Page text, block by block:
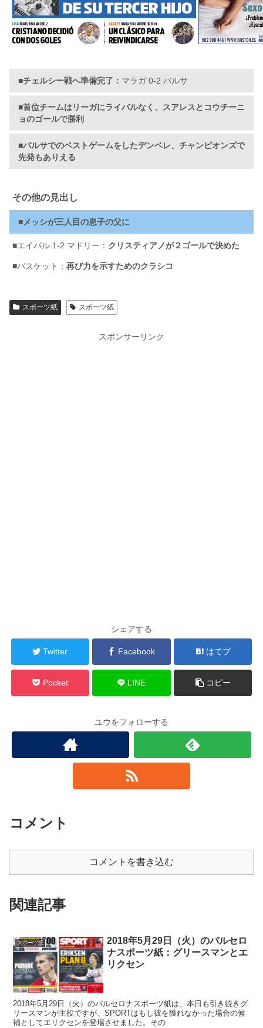
■チェルシー戦へ準備完了： マラガ 0-2 バルサ
■首位チームはリーガにライバルなく、スアレスとコウチーニ
ョのゴールで勝利
■バルサでのベストゲームをしたデンベレ、チャンピオンズで
先発もありえる
その他の見出し
■メッシが三人目の息子の父に
■エイバル 1-2 マドリー： クリスティアノが２ゴールで決めた
■バスケット： 再び力を示すためのクラシコ
スポーツ紙 スポーツ紙
スポンサーリンク
シェアする
Twitter Facebook はてブ
Pocket LINE コピー
ユウをフォローする
コメント
コメントを書き込む
関連記事
スポーツ紙
2018年5月29日（火）のバルセロ
ナスポーツ紙：グリースマンとエ
リクセン
2018年5月29日（火）のバルセロナスポーツ紙は、本日も引き続きグ
リースマンが主役ですが、SPORTはもし彼を獲れなかった場合の候
補としてエリクセンを登場させました。その